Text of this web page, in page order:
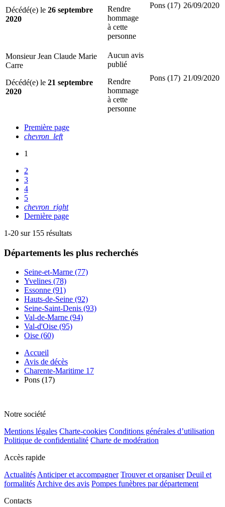
Décédé(e) le 26 septembre
2020
Rendre
hommage
à cette
personne
Pons (17) 26/09/2020
Monsieur Jean Claude Marie
Carre
Décédé(e) le 21 septembre
2020
Aucun avis
publié
Rendre
hommage
à cette
personne
Pons (17) 21/09/2020
Première page
chevron_left
1
2
3
4
5
chevron_right
Dernière page
1-20 sur 155 résultats
Départements les plus recherchés
Seine-et-Marne (77)
Yvelines (78)
Essonne (91)
Hauts-de-Seine (92)
Seine-Saint-Denis (93)
Val-de-Marne (94)
Val-d'Oise (95)
Oise (60)
Accueil
Avis de décès
Charente-Maritime 17
Pons (17)
Notre société
Mentions légales Charte-cookies Conditions générales d’utilisation
Politique de confidentialité Charte de modération
Accès rapide
Actualités Anticiper et accompagner Trouver et organiser Deuil et
formalités Archive des avis Pompes funèbres par département
Contacts